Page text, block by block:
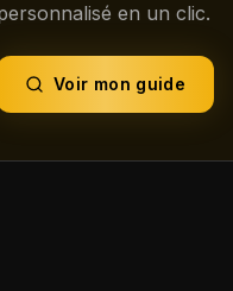
en un clic.
Voir mon guide